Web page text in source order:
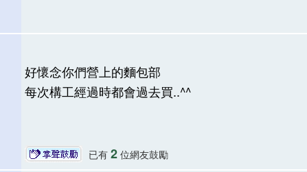
好懷念你們營上的麵包部
每次構工經過時都會過去買..^^
已有 2位網友鼓勵